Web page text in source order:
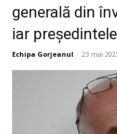
generală din
iar
Echipa Gorjeanul - 23 mai